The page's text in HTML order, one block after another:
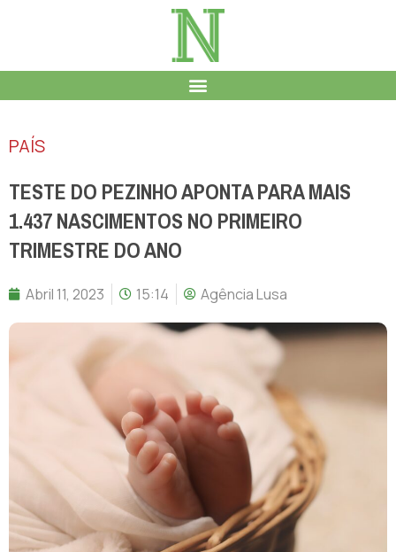
PAÍS
TESTE DO PEZINHO APONTA PARA MAIS
1.437 NASCIMENTOS NO PRIMEIRO
TRIMESTRE DO ANO
Abril 11, 2023 15:14 Agência Lusa